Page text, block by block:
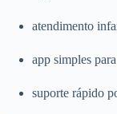
atendimento
app simples
suporte rápido